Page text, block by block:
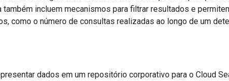
também incluem mecanismos para filtrar resultados e
como o número de consultas realizadas ao longo de um
dados em um repositório corporativo para o Cloud